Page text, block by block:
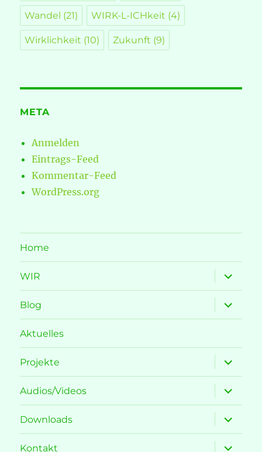
Wandel (21) WIRK-L-ICHkeit (4)
Wirklichkeit (10) Zukunft (9)
META
Anmelden
Eintrags-Feed
Kommentar-Feed
WordPress.org
Home
WIR
öffnen
Blog
öffnen
Aktuelles
Projekte
öffnen
Audios/Videos
öffnen
Downloads
öffnen
Kontakt